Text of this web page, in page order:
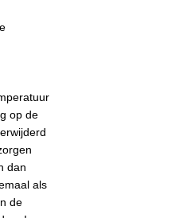
op de
dan
als
de